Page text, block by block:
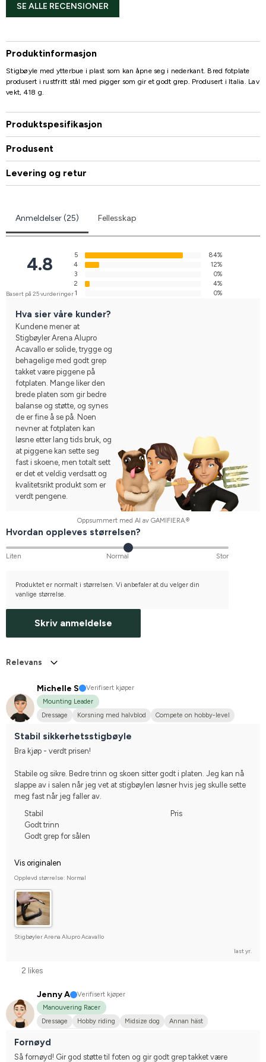
SE ALLE RECENSIONER
Produktinformasjon
Stigbøyle med ytterbue i plast som kan åpne seg i nederkant. Bred fotplate
produsert i rustfritt stål med pigger som gir et godt grep. Produsert i Italia. Lav
vekt, 418 g.
Produktspesifikasjon
Produsent
Levering og retur
Anmeldelser (25) Fellesskap
4.8
Basert på 25 vurderinger
5
84%
4
12%
3
0%
2
4%
1
0%
Hva sier våre kunder?
Kundene mener at
Stigbøyler Arena Alupro
Acavallo er solide, trygge og
behagelige med godt grep
takket være piggene på
fotplaten. Mange liker den
brede platen som gir bedre
balanse og støtte, og synes
de er fine å se på. Noen
nevner at fotplaten kan
løsne etter lang tids bruk, og
at piggene kan sette seg
fast i skoene, men totalt sett
er det et veldig verdsatt og
kvalitetsrikt produkt som er
verdt pengene.
Oppsummert med AI av GAMIFIERA.®
Hvordan oppleves størrelsen?
Liten Normal Stor
Produktet er normalt i størrelsen. Vi anbefaler at du velger din
vanlige størrelse.
Skriv anmeldelse
Relevans
Michelle S
Verifisert kjøper
Mounting Leader
Dressage
Korsning med halvblod Compete on hobby-level
Stabil sikkerhetsstigbøyle
Bra kjøp - verdt prisen!
Stabile og sikre. Bedre trinn og skoen sitter godt i platen. Jeg kan nå
slappe av i salen når jeg vet at stigbøylen løsner hvis jeg skulle sette
meg fast når jeg faller av.
Stabil
Godt trinn
Godt grep for sålen
Pris
Vis originalen
Opplevd størrelse: Normal
Stigbøyler Arena Alupro Acavallo
last yr.
2 likes
Jenny A
Verifisert kjøper
Manouvering Racer
Dressage
Hobby riding Midsize dog
Annan häst
Fornøyd
Så fornøyd! Gir god støtte til foten og gir godt grep takket være